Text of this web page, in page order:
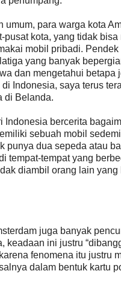
umum, para warga kota
pusat kota, yang tidak bisa
mobil pribadi. Pendek
yang banyak
dan mengetahui betapa
Indonesia, saya terus
di Belanda.
Indonesia bercerita
sebuah mobil
punya dua sepeda atau
tempat-tempat yang
diambil orang lain yang
juga banyak
keadaan ini justru
fenomena itu justru
dalam bentuk kartu